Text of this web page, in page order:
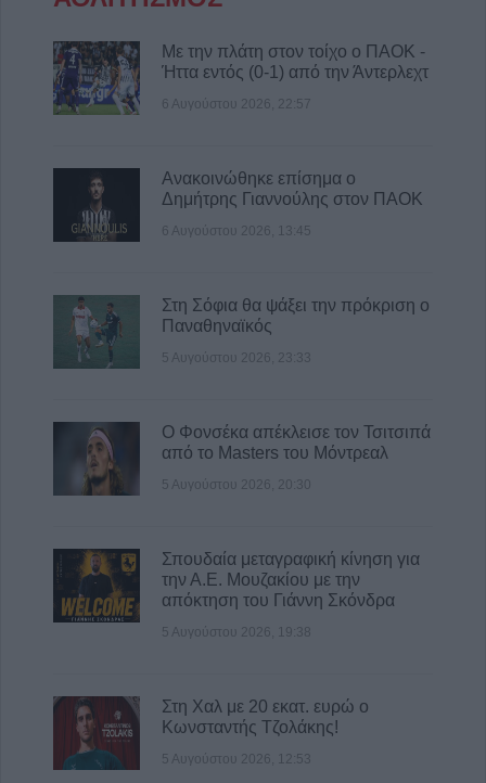
Εντοπίστηκε νέα μεγάλη φυτεία κάνναβης
στην Φθιώτιδα
ατυχήματα τον Ιούλιο στη Θεσσαλία
6 Αυγούστου 2026, 14:32
ΥΠΑΑΤ: Άνοιξε η πλατφόρμα για ενισχύσεις
6 Αυγούστου 2026, 14:26
Με την πλάτη στον τοίχο ο ΠΑΟΚ -
Ήττα εντός (0-1) από την Άντερλεχτ
6 Αυγούστου 2026, 22:57
Ανακοινώθηκε επίσημα ο
Δημήτρης Γιαννούλης στον ΠΑΟΚ
6 Αυγούστου 2026, 13:45
Στη Σόφια θα ψάξει την πρόκριση ο
Παναθηναϊκός
5 Αυγούστου 2026, 23:33
Ο Φονσέκα απέκλεισε τον Τσιτσιπά
από το Masters του Μόντρεαλ
5 Αυγούστου 2026, 20:30
Σπουδαία μεταγραφική κίνηση για
την Α.Ε. Μουζακίου με την
απόκτηση του Γιάννη Σκόνδρα
5 Αυγούστου 2026, 19:38
Στη Χαλ με 20 εκατ. ευρώ ο
Κωνσταντής Τζολάκης!
5 Αυγούστου 2026, 12:53